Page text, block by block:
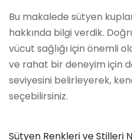
Bu makalede sütyen
hakkında bilgi verdik.
vücut sağlığı için önemli
ve rahat bir deneyim için
seviyesini belirleyerek,
seçebilirsiniz.
Sütyen Renkleri ve Stilleri